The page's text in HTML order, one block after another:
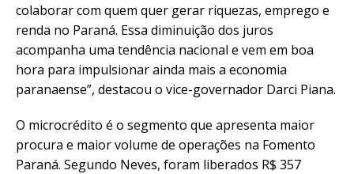
colaborar com quem quer gerar riquezas, emprego e
renda no Paraná. Essa diminuição dos juros
acompanha uma tendência nacional e vem em boa
hora para impulsionar ainda mais a economia
paranaense”, destacou o vice-governador Darci Piana.
O microcrédito é o segmento que apresenta maior
procura e maior volume de operações na Fomento
Paraná. Segundo Neves, foram liberados R$ 357